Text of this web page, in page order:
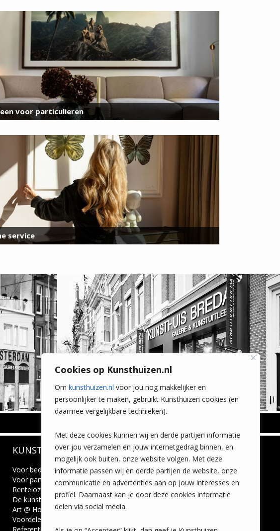
Cookies op Kunsthuizen.nl
Om kunsthuizen.nl voor jou nog makkelijker en
persoonlijker te maken, gebruikt Kunsthuizen cookies (en
daarmee vergelijkbare technieken).
Met deze cookies kunnen wij en derde partijen informatie
over jou verzamelen en jouw internetgedrag binnen, en
mogelijk ook buiten, onze website volgen. Met deze
informatie passen wij en derde partijen de website, onze
communicatie en advertenties aan op jouw interesses en
profiel. Daarnaast kan je door deze cookies informatie
delen via social media.
voor particulieren
service
Wilhelminastraat 11
4818 SB Breda
+31 (0)76 5221309
info@kunsthuisbreda.nl
Lees meer
KUNSTUITLEEN
Voor bedrijven
Voor particulieren
Renteloze kunstkoop
De kunstcadeaubon
Art @ Home service
Voordelen
CONTACT
Contact
Leiden
Amsterdam
Breda
Favorieten